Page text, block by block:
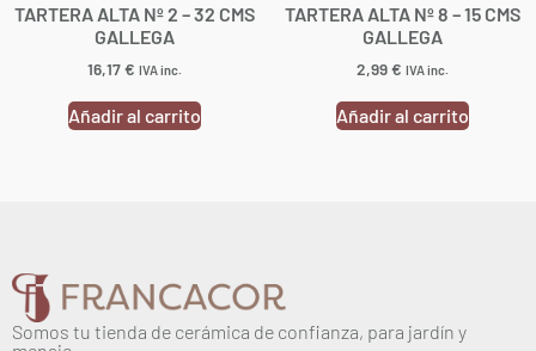
TARTERA ALTA Nº 2 – 32 CMS
GALLEGA
16,17€ IVA inc.
Añadir al carrito
TARTERA ALTA Nº 8 – 15 CMS
GALLEGA
2,99€ IVA inc.
Añadir al carrito
Somos tu tienda de cerámica de confianza, para jardín y